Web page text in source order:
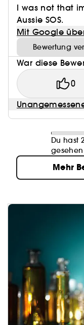
I was not that
Aussie SOS.
Mit Google
Bewertung
War diese
0
Du hast
gesehen
Mehr